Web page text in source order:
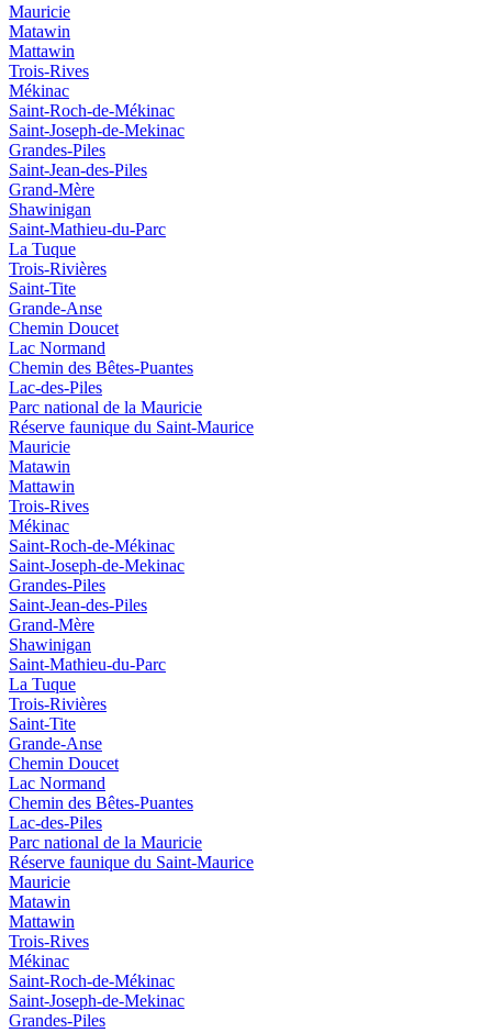
Mauricie
Matawin
Mattawin
Trois-Rives
Mékinac
Saint-Roch-de-Mékinac
Saint-Joseph-de-Mekinac
Grandes-Piles
Saint-Jean-des-Piles
Grand-Mère
Shawinigan
Saint-Mathieu-du-Parc
La Tuque
Trois-Rivières
Saint-Tite
Grande-Anse
Chemin Doucet
Lac Normand
Chemin des Bêtes-Puantes
Lac-des-Piles
Parc national de la Mauricie
Réserve faunique du Saint‑Maurice
Mauricie
Matawin
Mattawin
Trois-Rives
Mékinac
Saint-Roch-de-Mékinac
Saint-Joseph-de-Mekinac
Grandes-Piles
Saint-Jean-des-Piles
Grand-Mère
Shawinigan
Saint-Mathieu-du-Parc
La Tuque
Trois-Rivières
Saint-Tite
Grande-Anse
Chemin Doucet
Lac Normand
Chemin des Bêtes-Puantes
Lac-des-Piles
Parc national de la Mauricie
Réserve faunique du Saint‑Maurice
Mauricie
Matawin
Mattawin
Trois-Rives
Mékinac
Saint-Roch-de-Mékinac
Saint-Joseph-de-Mekinac
Grandes-Piles